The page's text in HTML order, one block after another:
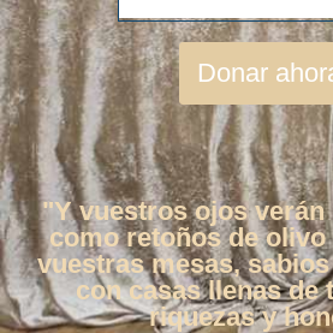
Donar
"Y vuestros ojos
como retoños de
vuestras mesas,
con casas llenas de
riquezas y